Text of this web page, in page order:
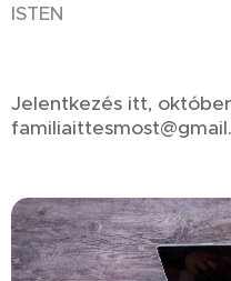
ISTEN
Jelentkezés itt,